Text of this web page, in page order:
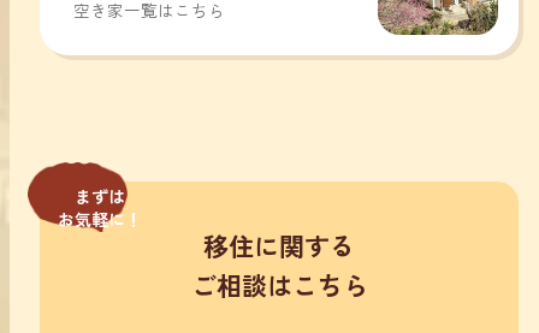
空き家一覧はこちら
まずは
お気軽に！
移住に関する
ご相談はこちら